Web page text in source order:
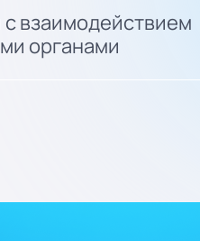
взаимодействием
органами